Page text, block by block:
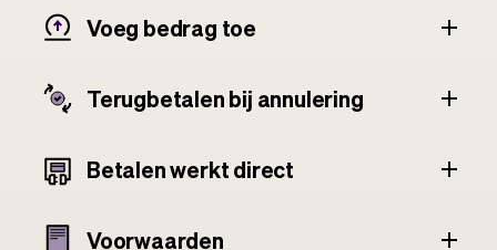
Voeg bedrag toe
Terugbetalen bij annulering
Betalen werkt direct
Voorwaarden